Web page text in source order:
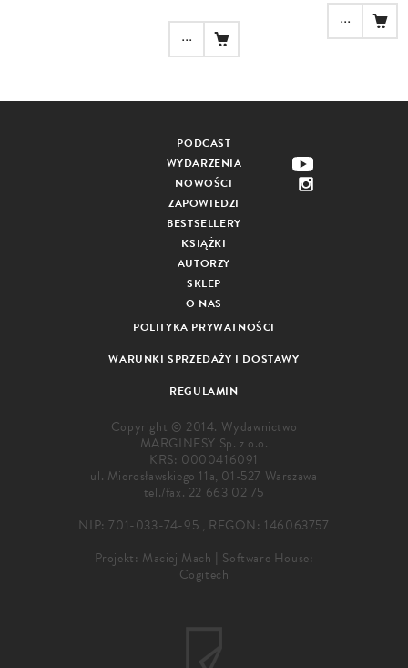
...
...
PODCAST
WYDARZENIA
NOWOŚCI
ZAPOWIEDZI
BESTSELLERY
KSIĄŻKI
AUTORZY
SKLEP
O NAS
POLITYKA PRYWATNOŚCI
WARUNKI SPRZEDAŻY I DOSTAWY
REGULAMIN
Copyright © 2014. Wydawnictwo
MARGINESY Sp. z o.o.
KRS: 0000416091
ul. Mierosławskiego 11a, 01-527 Warszawa
tel./fax. 22 663 02 75
NIP: 701-033-74-95 , REGON: 146063757
Projekt: Maciej Mach | Software House:
Cogitech